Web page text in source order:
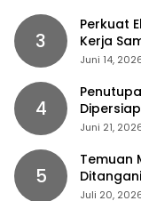
3
Perkuat
Kerja
Juni 14,
4
Juni 21,
5
Temuan
Juli 20,